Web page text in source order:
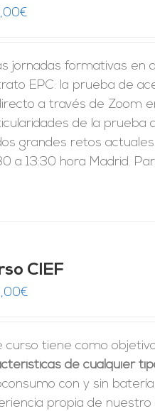
€
jornadas formativas en
EPC: la prueba de
a través de Zoom
de la prueba
grandes retos
a 13:30 hora Madrid.
CIEF
€
curso tiene como
de cualquier
con y sin
propia de